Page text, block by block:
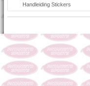
Handleiding Stickers